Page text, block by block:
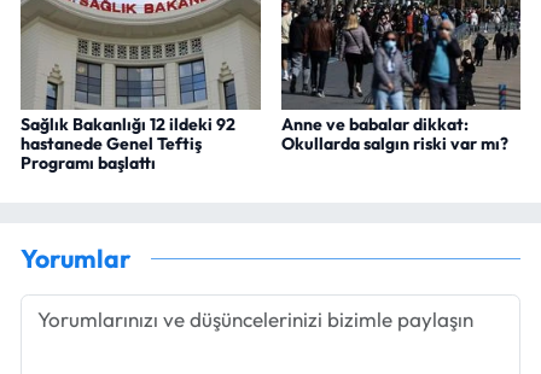
Sağlık Bakanlığı 12 ildeki 92
hastanede Genel Teftiş
Programı başlattı
Anne ve babalar dikkat:
Okullarda salgın riski var mı?
Yorumlar